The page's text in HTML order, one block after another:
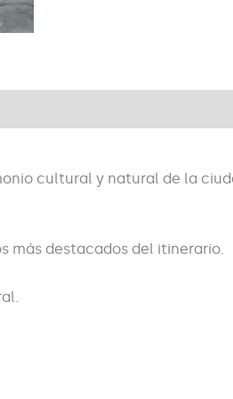
cultural y natural de la
más destacados del itinerario.